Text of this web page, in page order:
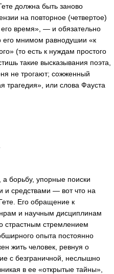
должна быть заново
на повторное (четвертое)
время», — и обязательно
его мнимом равнодушии «к
(то есть к нуждам простого
такие высказывания поэта,
не трогают; сожженный
трагедия», или слова Фауста
борьбу, упорные поиски
и средствами — вот что на
Его обращение к
и научным дисциплинам
страстным стремлением
опыта постоянно
жить человек, ревнуя о
с безграничной, неслышно
в ее «открытые тайны»,